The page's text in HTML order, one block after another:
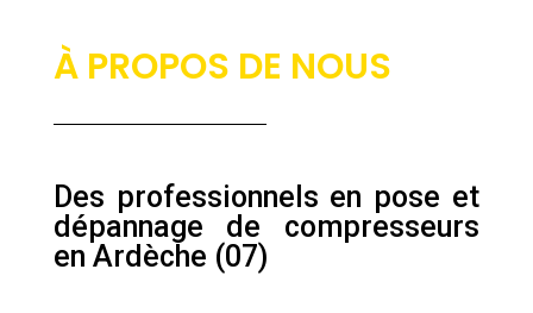
À PROPOS DE NOUS
Des professionnels en pose et
dépannage de compresseurs
en Ardèche (07)